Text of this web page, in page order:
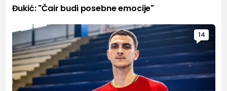
Đukić: "Čair budi posebne emocije"
14